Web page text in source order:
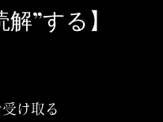
”する】
け取る